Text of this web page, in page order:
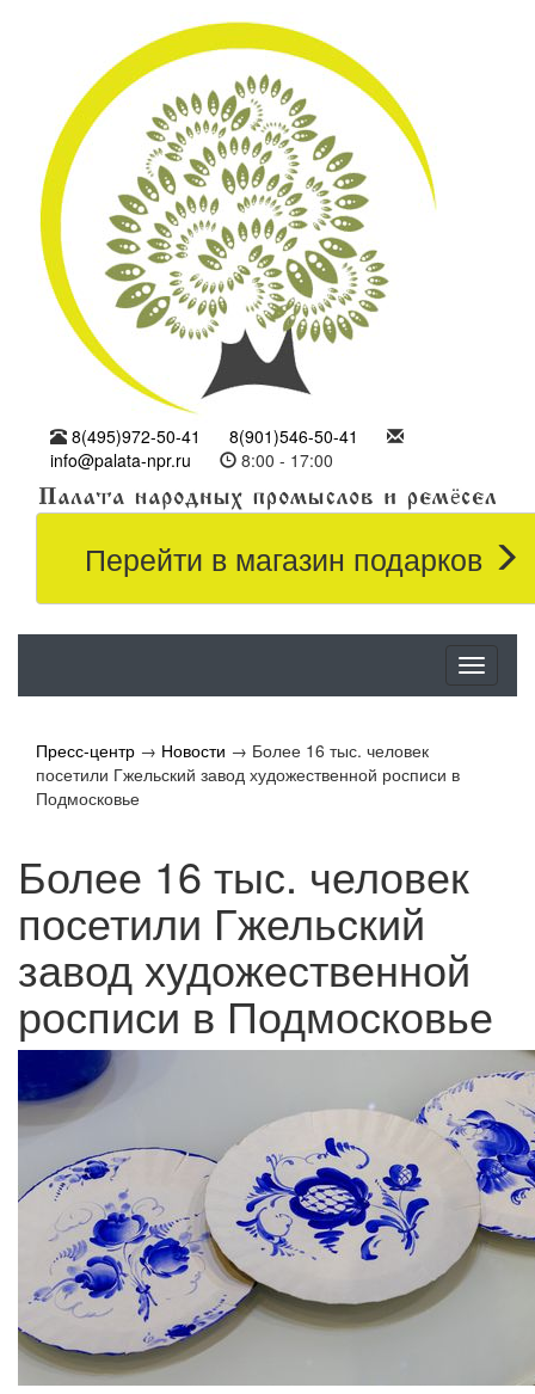
8(495)972-50-41
8(901)546-50-41
info@palata-npr.ru
8:00 - 17:00
Перейти в магазин подарков
Меню
Пресс-центр → Новости → Более 16 тыс. человек
посетили Гжельский завод художественной росписи в
Подмосковье
Более 16 тыс. человек
посетили Гжельский
завод художественной
росписи в Подмосковье